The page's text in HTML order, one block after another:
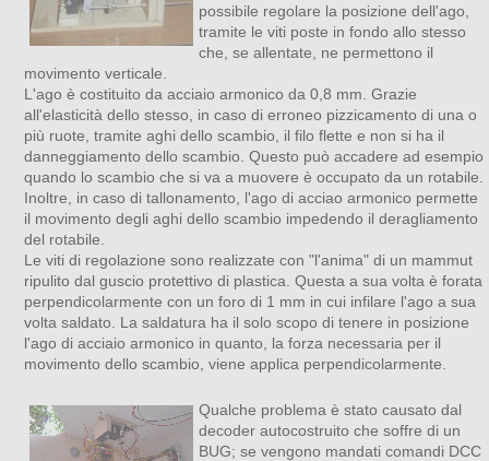
possibile regolare la posizione dell'ago,
tramite le viti poste in fondo allo stesso
che, se allentate, ne permettono il
movimento verticale.
L'ago è costituito da acciaio armonico da 0,8 mm. Grazie
all'elasticità dello stesso, in caso di erroneo pizzicamento di una o
più ruote, tramite aghi dello scambio, il filo flette e non si ha il
danneggiamento dello scambio. Questo può accadere ad esempio
quando lo scambio che si va a muovere è occupato da un rotabile.
Inoltre, in caso di tallonamento, l'ago di acciao armonico permette
il movimento degli aghi dello scambio impedendo il deragliamento
del rotabile.
Le viti di regolazione sono realizzate con "l'anima" di un mammut
ripulito dal guscio protettivo di plastica. Questa a sua volta è forata
perpendicolarmente con un foro di 1 mm in cui infilare l'ago a sua
volta saldato. La saldatura ha il solo scopo di tenere in posizione
l'ago di acciaio armonico in quanto, la forza necessaria per il
movimento dello scambio, viene applica perpendicolarmente.
Qualche problema è stato causato dal
decoder autocostruito che soffre di un
BUG; se vengono mandati comandi DCC